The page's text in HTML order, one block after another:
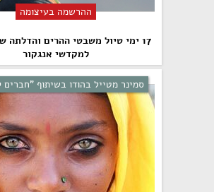
ההרשמה בעיצומה
17 ימי טיול משבטי ההרים והדלתה
למקדשי אנגקור
סמינר מטייל בהודו בשיתוף